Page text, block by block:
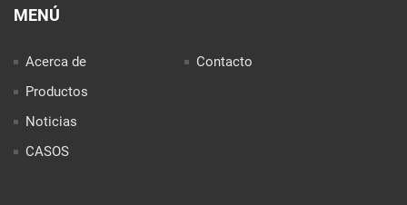
MENÚ
Acerca de
Productos
Noticias
CASOS
Contacto